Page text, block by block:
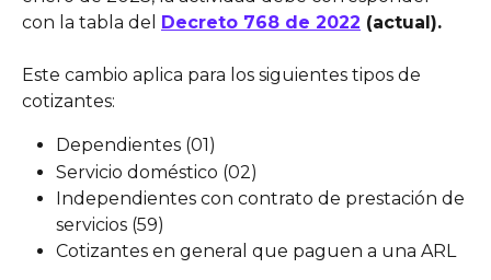
con la tabla del Decreto 768 de 2022 (actual).
Este cambio aplica para los siguientes tipos de
cotizantes:
Dependientes (01)
Servicio doméstico (02)
Independientes con contrato de prestación de
servicios (59)
Cotizantes en general que paguen a una ARL